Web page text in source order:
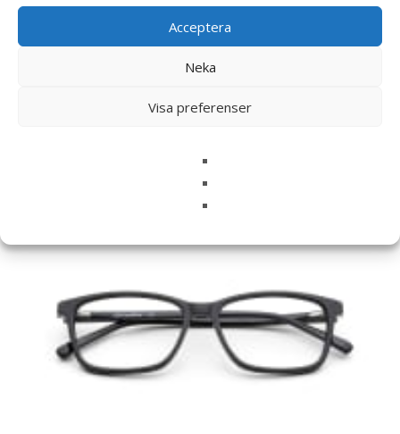
Acceptera
Neka
Visa preferenser
Spara mitt namn, min e-postadress och webbplats i
denna webbläsare till nästa gång jag skriver en
Relaterade produkter